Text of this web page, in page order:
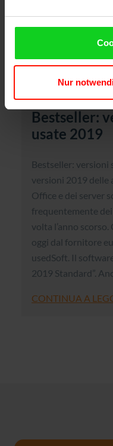
Nur
15. Febbraio 2022
Bestseller:
usate 2019
Bestseller: versioni
versioni 2019
Office e dei server
frequentemente
volta l’anno
oggi dal fornitore
usedSoft. Il
2019 Standard”.
CONTINUA A